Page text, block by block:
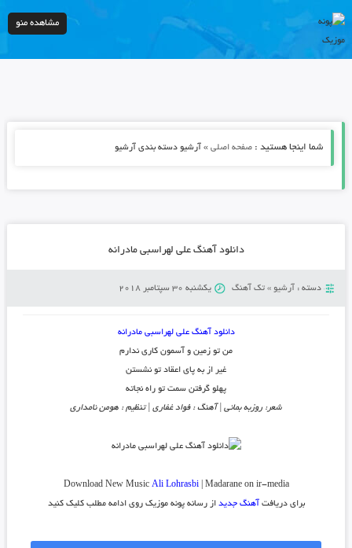
مشاهده منو
شما اینجا هستید : صفحه اصلی» آرشیو دسته بندی آرشیو
دانلود آهنگ علی لهراسبی مادرانه
دسته : آرشیو » تک آهنگ یکشنبه 30 سپتامبر 2018
دانلود آهنگ علی لهراسبی مادرانه
من تو زمین و آسمون کاری ندارم
غیر از به پای اعقاد تو نشستن
پهلو گرفتن سمت تو راه نجاته
شعر: روزبه بمانی | آهنگ : فواد غفاری | تنظیم : هومن نامداری
Download New Music Ali Lohrasbi| Madarane on ir-media
برای دریافت آهنگ جدید از رسانه پونه موزیک روی ادامه مطلب کلیک کنید